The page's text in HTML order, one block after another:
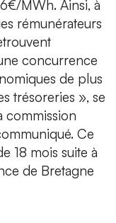
MWh. Ainsi, à
rémunérateurs
concurrence
de plus
trésoreries », se
commission
Ce
18 mois suite à
de Bretagne